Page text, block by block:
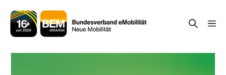
Inhalt
springen
Suche-